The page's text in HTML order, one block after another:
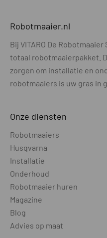
Robotmaaier.nl
Bij VITARO De
totaal robotmaaierpakket.
zorgen om installatie en
robotmaaiers is uw gras in
Onze diensten
Robotmaaiers
Husqvarna
Installatie
Onderhoud
Robotmaaier huren
Magazine
Blog
Advies op maat